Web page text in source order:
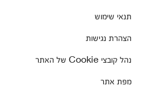
תנאי שימוש
הצהרת נגישות
נהל קובצי Cookie של האתר
מפת אתר